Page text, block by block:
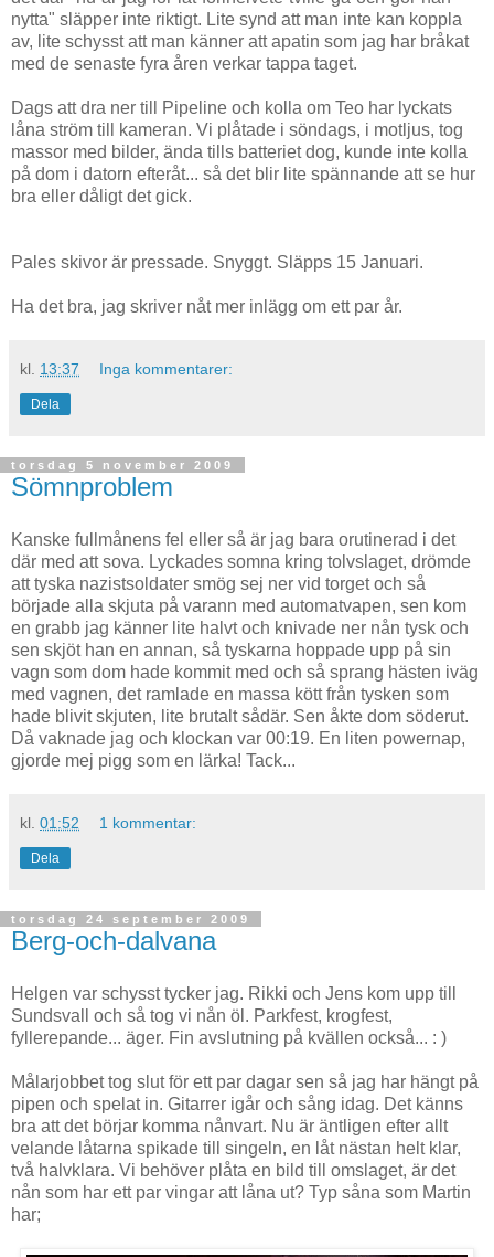
nytta" släpper inte riktigt. Lite synd att man inte kan koppla
av, lite schysst att man känner att apatin som jag har bråkat
med de senaste fyra åren verkar tappa taget.
Dags att dra ner till Pipeline och kolla om Teo har lyckats
låna ström till kameran. Vi plåtade i söndags, i motljus, tog
massor med bilder, ända tills batteriet dog, kunde inte kolla
på dom i datorn efteråt... så det blir lite spännande att se hur
bra eller dåligt det gick.
Pales skivor är pressade. Snyggt. Släpps 15 Januari.
Ha det bra, jag skriver nåt mer inlägg om ett par år.
kl. 13:37 Inga kommentarer:
Dela
torsdag 5 november 2009
Sömnproblem
Kanske fullmånens fel eller så är jag bara orutinerad i det
där med att sova. Lyckades somna kring tolvslaget, drömde
att tyska nazistsoldater smög sej ner vid torget och så
började alla skjuta på varann med automatvapen, sen kom
en grabb jag känner lite halvt och knivade ner nån tysk och
sen skjöt han en annan, så tyskarna hoppade upp på sin
vagn som dom hade kommit med och så sprang hästen iväg
med vagnen, det ramlade en massa kött från tysken som
hade blivit skjuten, lite brutalt sådär. Sen åkte dom söderut.
Då vaknade jag och klockan var 00:19. En liten powernap,
gjorde mej pigg som en lärka! Tack...
kl. 01:52 1 kommentar:
Dela
torsdag 24 september 2009
Berg-och-dalvana
Helgen var schysst tycker jag. Rikki och Jens kom upp till
Sundsvall och så tog vi nån öl. Parkfest, krogfest,
fyllerepande... äger. Fin avslutning på kvällen också... : )
Målarjobbet tog slut för ett par dagar sen så jag har hängt på
pipen och spelat in. Gitarrer igår och sång idag. Det känns
bra att det börjar komma nånvart. Nu är äntligen efter allt
velande låtarna spikade till singeln, en låt nästan helt klar,
två halvklara. Vi behöver plåta en bild till omslaget, är det
nån som har ett par vingar att låna ut? Typ såna som Martin
har;